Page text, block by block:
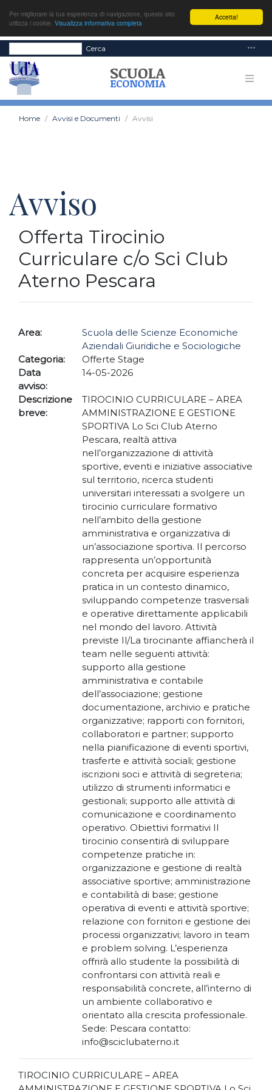
Accetta!
Per migliorare la tua esperienza di navigazione, questo sito
utilizza i cookie. Visualizza informativa completa
Cerca
Home Avvisi e Documenti Avvisi
Avviso
Offerta Tirocinio
Curriculare c/o Sci Club
Aterno Pescara
Area:
Scuola delle Scienze Economiche
Aziendali Giuridiche e Sociologiche
Categoria:
Offerte Stage
Data
avviso:
14-05-2026
Descrizione
breve:
TIROCINIO CURRICULARE – AREA
AMMINISTRAZIONE E GESTIONE
SPORTIVA Lo Sci Club Aterno
Pescara, realtà attiva
nell’organizzazione di attività
sportive, eventi e iniziative associative
sul territorio, ricerca studenti
universitari interessati a svolgere un
tirocinio curriculare formativo
nell’ambito della gestione
amministrativa e organizzativa di
un’associazione sportiva. Il percorso
rappresenta un’opportunità
concreta per acquisire esperienza
pratica in un contesto dinamico,
sviluppando competenze trasversali
e operative direttamente applicabili
nel mondo del lavoro. Attività
previste Il/La tirocinante affiancherà il
team nelle seguenti attività:
supporto alla gestione
amministrativa e contabile
dell’associazione; gestione
documentazione, archivio e pratiche
organizzative; rapporti con fornitori,
collaboratori e partner; supporto
nella pianificazione di eventi sportivi,
trasferte e attività sociali; gestione
iscrizioni soci e attività di segreteria;
utilizzo di strumenti informatici e
gestionali; supporto alle attività di
comunicazione e coordinamento
operativo. Obiettivi formativi Il
tirocinio consentirà di sviluppare
competenze pratiche in:
organizzazione e gestione di realtà
associative sportive; amministrazione
e contabilità di base; gestione
operativa di eventi e attività sportive;
relazione con fornitori e gestione dei
processi organizzativi; lavoro in team
e problem solving. L’esperienza
offrirà allo studente la possibilità di
confrontarsi con attività reali e
responsabilità concrete, all’interno di
un ambiente collaborativo e
orientato alla crescita professionale.
Sede: Pescara contatto:
info@sciclubaterno.it
TIROCINIO CURRICULARE – AREA